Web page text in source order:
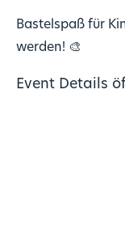
Bastelspaß für
werden! 🎨
Event Details